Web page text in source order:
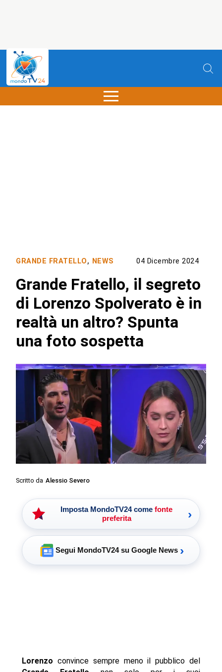
GRANDE FRATELLO, NEWS 04 Dicembre 2024
Grande Fratello, il segreto
di Lorenzo Spolverato è in
realtà un altro? Spunta
una foto sospetta
Scritto da Alessio Severo
Imposta MondoTV24 come fonte
preferita
›
Segui MondoTV24 su Google News ›
Lorenzo convince sempre meno il pubblico del